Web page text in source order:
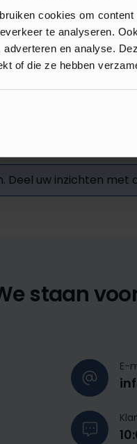
cookies om
te analyseren.
adverteren en analyse.
of die ze hebben
Deel uw inzichten met
staan
E-